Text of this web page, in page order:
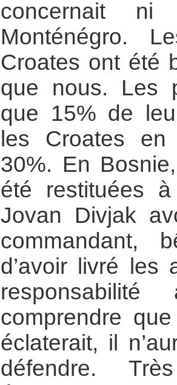
concernait
Monténégro.
Croates ont été
que nous. Les
que 15% de
les Croates
30%. En
été restituées
Jovan Divjak
commandant,
d’avoir livré les
comprendre
éclaterait, il
défendre.